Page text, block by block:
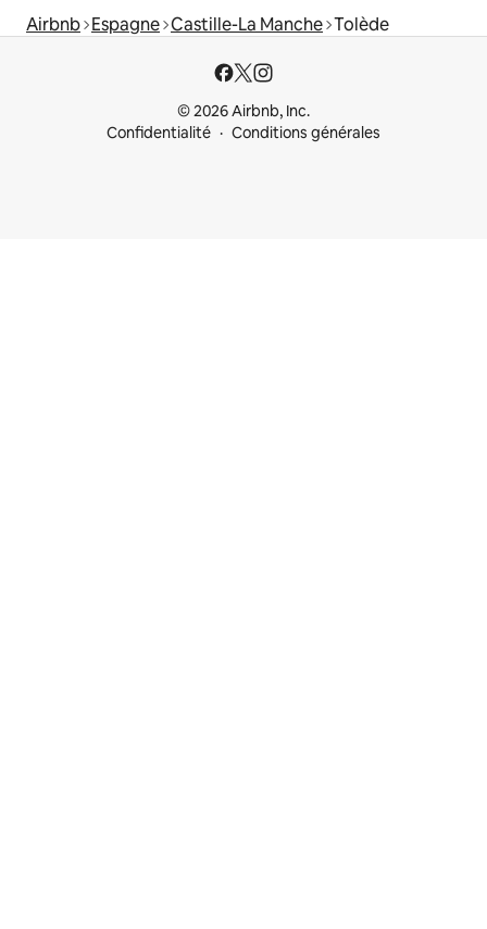
Airbnb Espagne Castille-La Manche Tolède
© 2026 Airbnb, Inc.
Confidentialité
Conditions générales